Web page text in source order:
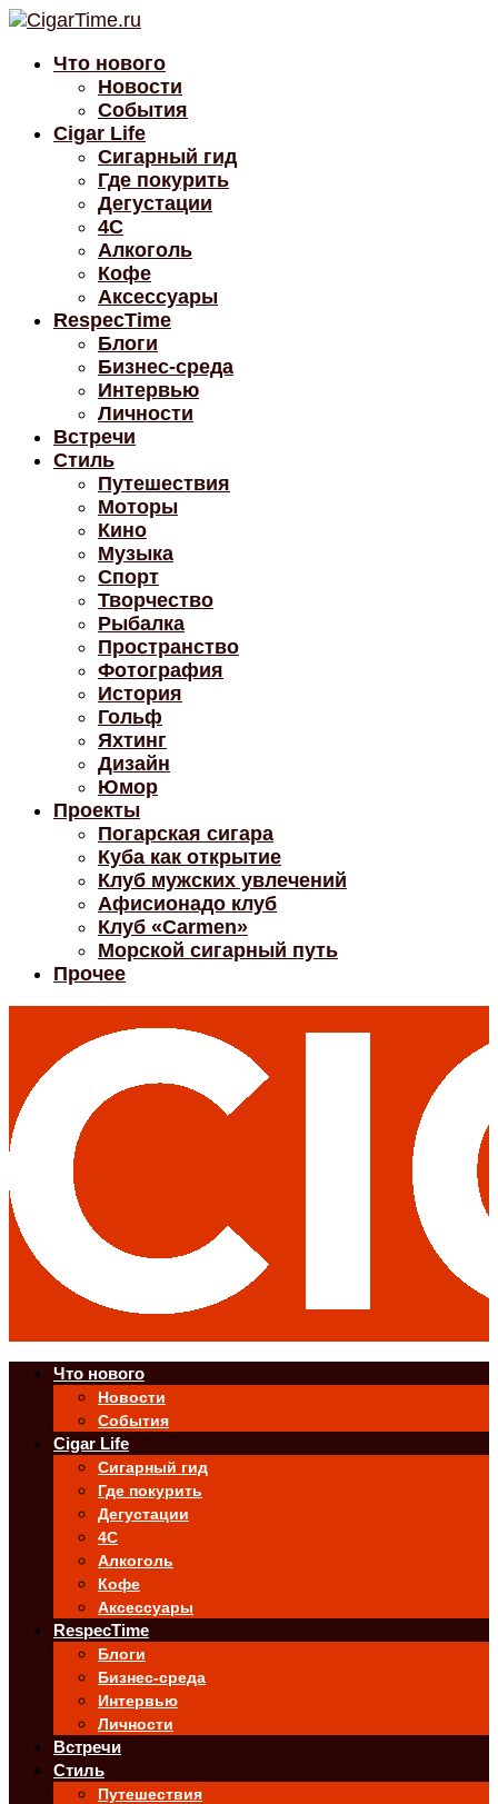
Что нового
Новости
События
Cigar Life
Сигарный гид
Где покурить
Дегустации
4C
Алкоголь
Кофе
Аксессуары
RespecTime
Блоги
Бизнес-среда
Интервью
Личности
Встречи
Стиль
Путешествия
Моторы
Кино
Музыка
Спорт
Творчество
Рыбалка
Пространство
Фотография
История
Гольф
Яхтинг
Дизайн
Юмор
Проекты
Погарская сигара
Куба как открытие
Клуб мужских увлечений
Афисионадо клуб
Клуб «Carmen»
Морской сигарный путь
Прочее
Что нового
Новости
События
Cigar Life
Сигарный гид
Где покурить
Дегустации
4C
Алкоголь
Кофе
Аксессуары
RespecTime
Блоги
Бизнес-среда
Интервью
Личности
Встречи
Стиль
Путешествия